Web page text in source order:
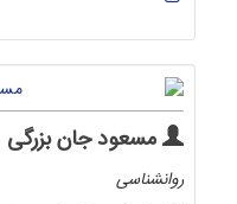
مسعود جان بزرگی
روانشناسی